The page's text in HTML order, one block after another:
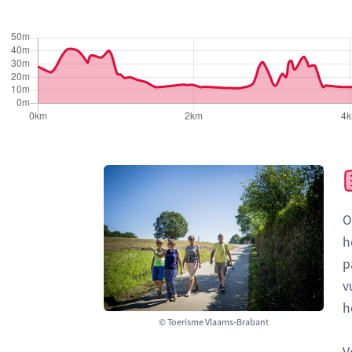
© Toerisme Vlaams-Brabant